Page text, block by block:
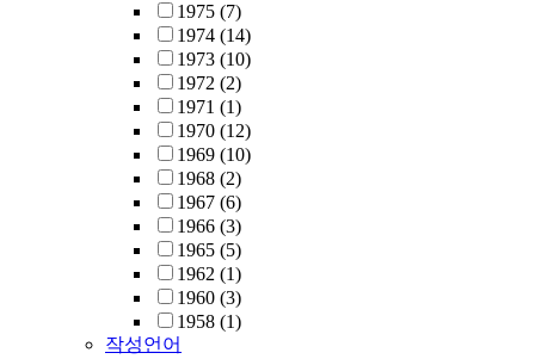
1975 (7)
1974 (14)
1973 (10)
1972 (2)
1971 (1)
1970 (12)
1969 (10)
1968 (2)
1967 (6)
1966 (3)
1965 (5)
1962 (1)
1960 (3)
1958 (1)
작성언어